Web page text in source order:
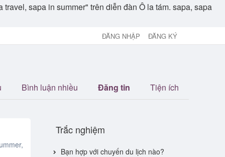
sapa in summer" trên diễn đàn Ô la tám. sapa, sapa
ĐĂNG NHẬP ĐĂNG KÝ
Bình luận nhiều Đăng tin Tiện ích
Trắc nghiệm
Bạn hợp với chuyến du lịch nào?